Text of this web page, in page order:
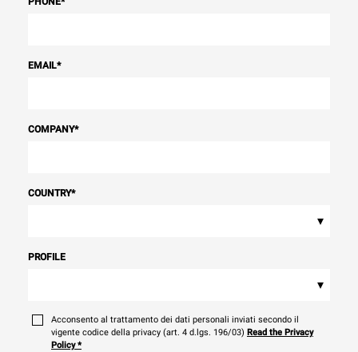
EMAIL*
COMPANY*
COUNTRY*
▾
PROFILE
▾
Acconsento al trattamento dei dati personali inviati secondo il
vigente codice della privacy (art. 4 d.lgs. 196/03) Read the Privacy
Policy*